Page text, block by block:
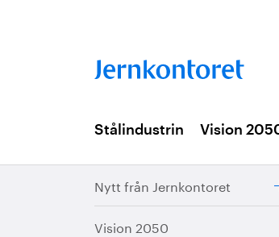
Stålindustrin Vision
Nytt från Jernkontoret
Vision 2050